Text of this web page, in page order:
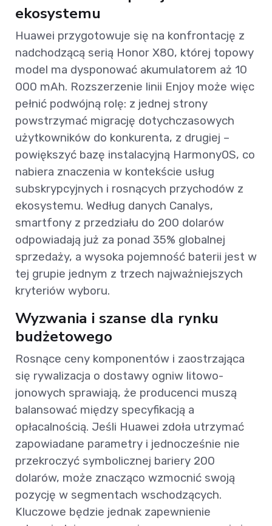
ekosystemu
Huawei przygotowuje się na konfrontację z
nadchodzącą serią Honor X80, której topowy
model ma dysponować akumulatorem aż 10
000 mAh. Rozszerzenie linii Enjoy może więc
pełnić podwójną rolę: z jednej strony
powstrzymać migrację dotychczasowych
użytkowników do konkurenta, z drugiej –
powiększyć bazę instalacyjną HarmonyOS, co
nabiera znaczenia w kontekście usług
subskrypcyjnych i rosnących przychodów z
ekosystemu. Według danych Canalys,
smartfony z przedziału do 200 dolarów
odpowiadają już za ponad 35% globalnej
sprzedaży, a wysoka pojemność baterii jest w
tej grupie jednym z trzech najważniejszych
kryteriów wyboru.
Wyzwania i szanse dla rynku
budżetowego
Rosnące ceny komponentów i zaostrzająca
się rywalizacja o dostawy ogniw litowo-
jonowych sprawiają, że producenci muszą
balansować między specyfikacją a
opłacalnością. Jeśli Huawei zdoła utrzymać
zapowiadane parametry i jednocześnie nie
przekroczyć symbolicznej bariery 200
dolarów, może znacząco wzmocnić swoją
pozycję w segmentach wschodzących.
Kluczowe będzie jednak zapewnienie